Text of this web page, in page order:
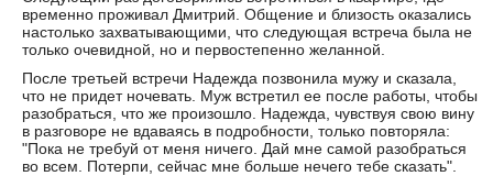
временно проживал Дмитрий. Общение и близость оказались
настолько захватывающими, что следующая встреча была не
только очевидной, но и первостепенно желанной.
После третьей встречи Надежда позвонила мужу и сказала,
что не придет ночевать. Муж встретил ее после работы, чтобы
разобраться, что же произошло. Надежда, чувствуя свою вину
в разговоре не вдаваясь в подробности, только повторяла:
"Пока не требуй от меня ничего. Дай мне самой разобраться
во всем. Потерпи, сейчас мне больше нечего тебе сказать".